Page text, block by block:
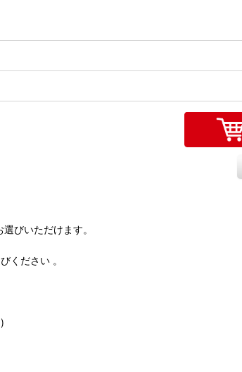
びいただけます。
をお選びください 。